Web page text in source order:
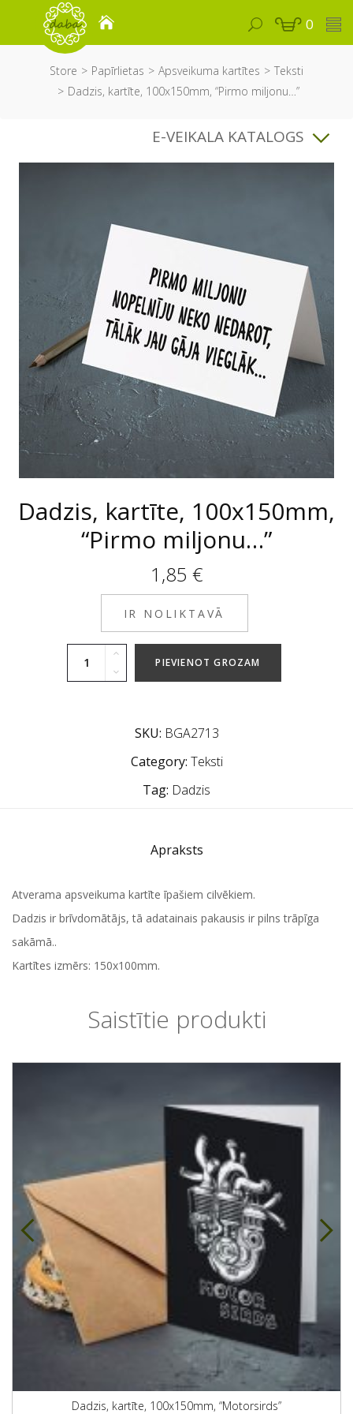
0
Store Papīrlietas Apsveikuma kartītes
Teksti
Dadzis, kartīte, 100x150mm, “Pirmo miljonu…”
E-VEIKALA KATALOGS
Dadzis, kartīte, 100x150mm,
“Pirmo miljonu…”
1,85 €
IR NOLIKTAVĀ
PIEVIENOT GROZAM
SKU: BGA2713
Category: Teksti
Tag: Dadzis
Apraksts
Atverama apsveikuma kartīte īpašiem cilvēkiem.
Dadzis ir brīvdomātājs, tā adatainais pakausis ir pilns trāpīga
sakāmā..
Kartītes izmērs: 150x100mm.
Saistītie produkti
Dadzis, kartīte, 100x150mm, “Motorsirds”